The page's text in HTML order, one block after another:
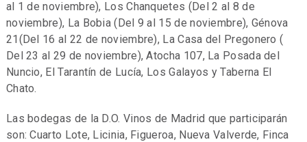
al 1 de noviembre), Los Chanquetes (Del 2 al 8 de
noviembre), La Bobia (Del 9 al 15 de noviembre), Génova
21(Del 16 al 22 de noviembre), La Casa del Pregonero (
Del 23 al 29 de noviembre), Atocha 107, La Posada del
Nuncio, El Tarantín de Lucía, Los Galayos y Taberna El
Chato.
Las bodegas de la D.O. Vinos de Madrid que participarán
son: Cuarto Lote, Licinia, Figueroa, Nueva Valverde, Finca